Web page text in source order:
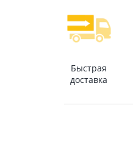
Быстрая
доставка